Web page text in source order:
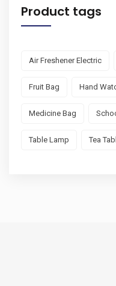
Product tags
Air Freshener Electric
Fruit Bag Hand
Medicine Bag
Table Lamp Tea